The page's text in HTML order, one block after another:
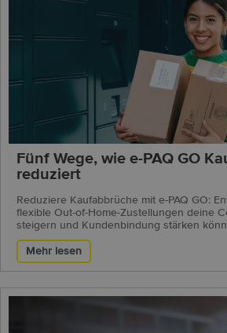
Fünf Wege, wie e-PAQ GO
reduziert
Reduziere Kaufabbrüche mit e-PAQ GO:
flexible Out-of-Home-Zustellungen deine
steigern und Kundenbindung stärken
Mehr lesen